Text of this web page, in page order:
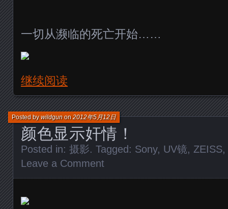
一切从濒临的死亡开始……
继续阅读
颜色显示奸情！
Posted bywildgunon2012年5月12日
Posted in: 摄影. Tagged: Sony, UV镜, ZEISS,
Leave a Comment